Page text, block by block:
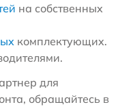
на собственных
комплектующих.
для
обращайтесь в